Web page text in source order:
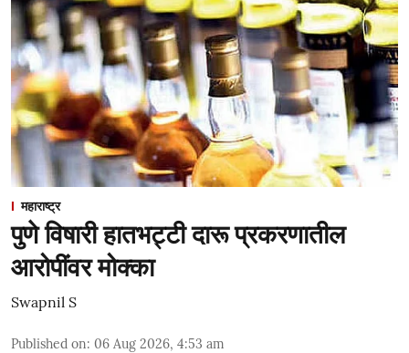
महाराष्ट्र
पुणे विषारी हातभट्टी दारू प्रकरणातील
आरोपींवर मोक्का
Swapnil S
Published on: 06 Aug 2026, 4:53 am